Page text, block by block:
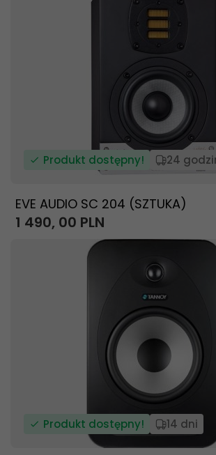
Produkt dostępny! 24
EVE AUDIO SC 204 (SZTUKA)
1 490, 00 PLN
Produkt dostępny! 14 dni